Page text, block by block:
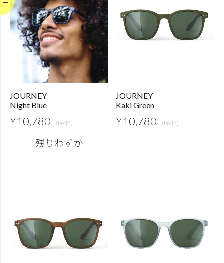
JOURNEY
Night Blue
¥10,780
残りわずか
JOURNEY
Kaki Green
¥10,780